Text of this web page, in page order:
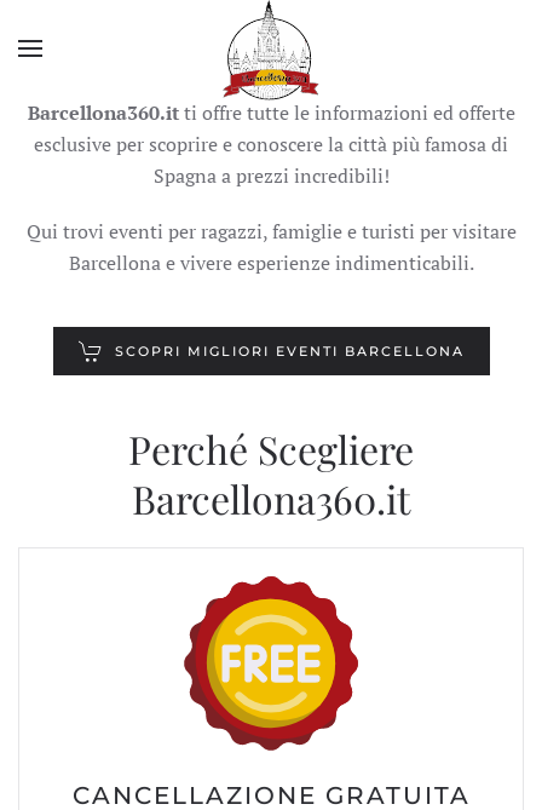
Barcellona360.itti offre tutte le informazioni ed offerte
esclusive per scoprire e conoscere la città più famosa di
Spagna a prezzi incredibili!
Qui trovi eventi per ragazzi, famiglie e turisti per visitare
Barcellona e vivere esperienze indimenticabili.
SCOPRI MIGLIORI EVENTI BARCELLONA
Perché Scegliere
Barcellona360.it
CANCELLAZIONE GRATUITA